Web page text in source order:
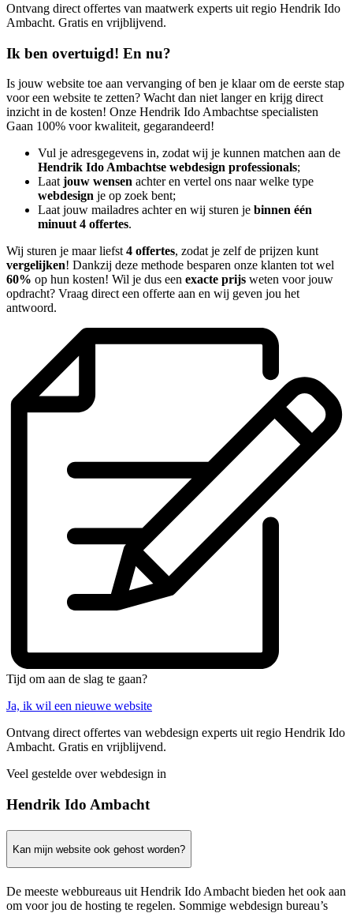
Ontvang direct offertes van maatwerk experts uit regio Hendrik Ido
Ambacht. Gratis en vrijblijvend.
Ik ben overtuigd! En nu?
Is jouw website toe aan vervanging of ben je klaar om de eerste stap
voor een website te zetten? Wacht dan niet langer en krijg direct
inzicht in de kosten! Onze Hendrik Ido Ambachtse specialisten
Gaan 100% voor kwaliteit, gegarandeerd!
Vul je adresgegevens in, zodat wij je kunnen matchen aan de
Hendrik Ido Ambachtse webdesign professionals;
Laat jouw wensen achter en vertel ons naar welke type
webdesign je op zoek bent;
Laat jouw mailadres achter en wij sturen je binnen één
minuut 4 offertes.
Wij sturen je maar liefst 4 offertes, zodat je zelf de prijzen kunt
vergelijken! Dankzij deze methode besparen onze klanten tot wel
60% op hun kosten! Wil je dus een exacte prijs weten voor jouw
opdracht? Vraag direct een offerte aan en wij geven jou het
antwoord.
Tijd om aan de slag te gaan?
Ja, ik wil een nieuwe website
Ontvang direct offertes van webdesign experts uit regio Hendrik Ido
Ambacht. Gratis en vrijblijvend.
Veel gestelde over webdesign in
Hendrik Ido Ambacht
Kan mijn website ook gehost worden?
De meeste webbureaus uit Hendrik Ido Ambacht bieden het ook aan
om voor jou de hosting te regelen. Sommige webdesign bureau’s